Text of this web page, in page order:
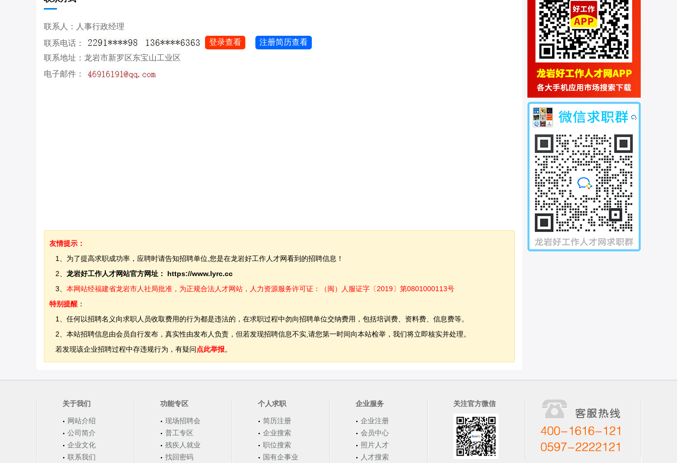
联系人：人事行政经理
联系电话：
登录查看
注册简历查看
联系地址：龙岩市新罗区东宝山工业区
电子邮件：
友情提示：
1、为了提高求职成功率，应聘时请告知招聘单位,您是在龙岩好工作人才网看到的招聘信息！
2、 龙岩好工作人才网站官方网址： https://www.lyrc.cc
3、 本网站经福建省龙岩市人社局批准，为正规合法人才网站，人力资源服务许可证：（闽）人服证字〔2019〕第0801000113号
特别提醒 ：
1、任何以招聘名义向求职人员收取费用的行为都是违法的，在求职过程中勿向招聘单位交纳费用，包括培训费、资料费、信息费等。
2、本站招聘信息由会员自行发布，真实性由发布人负责，但若发现招聘信息不实,请您第一时间向本站检举，我们将立即核实并处理。
若发现该企业招聘过程中存违规行为，有疑问点此举报。
关于我们
网站介绍
公司简介
企业文化
联系我们
功能专区
现场招聘会
普工专区
残疾人就业
找回密码
个人求职
简历注册
企业搜索
职位搜索
国有企事业
企业服务
企业注册
会员中心
照片人才
人才搜索
关注官方微信